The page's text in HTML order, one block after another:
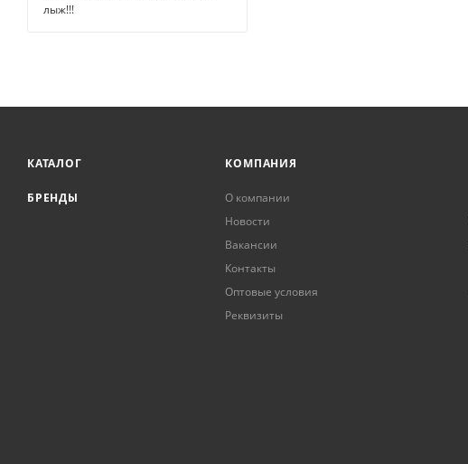
лыж!!!
КАТАЛОГ
БРЕНДЫ
КОМПАНИЯ
О компании
Новости
Вакансии
Контакты
Оптовые условия
Реквизиты